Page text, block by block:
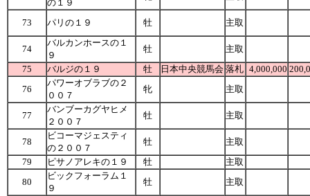
の１９
73 パリの１９ 牡 主取
74
バルカンホースの１
９
牡
主取
75
バルジの１９ 牡 日本中央競馬会 落札 4,000,000
76
パワーオブラブの２
００７
牝 主取
77
バンブーカグヤヒメ
２００７
牡 主取
78
ビコーマジェスティ
の２００７
牡
主取
79
ピサノアレキの１９ 牡
主取
80
ビックフォーラム１
９
牡 主取